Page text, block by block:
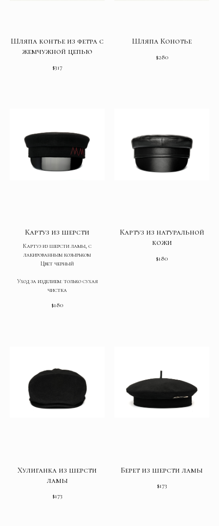
Шляпа контье из фетра с
жемчужной цепью
$317
Шляпа Конотье
$280
Картуз из шерсти
Картуз из шерсти ламы, с
лакированным козырьком
Цвет черный
Уход за изделием: только сухая
чистка
$180
Картуз из натуральной
кожи
$180
Хулиганка из шерсти
ламы
$173
Берет из шерсти ламы
$173